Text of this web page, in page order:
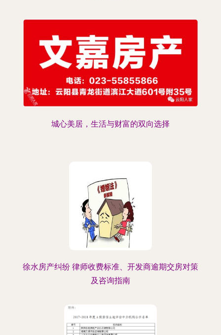
城心美居，生活与财富的双向选择
徐水房产纠纷 律师收费标准、开发商逾期交房对策
及咨询指南